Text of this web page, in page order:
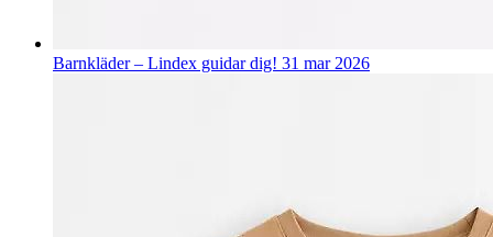
Barnkläder – Lindex guidar dig! 31 mar 2026